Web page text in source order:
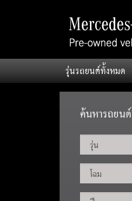
รุ่นรถยนต์ทั้งหมด
Sprinter V Vito
ค้นหารถยนต์